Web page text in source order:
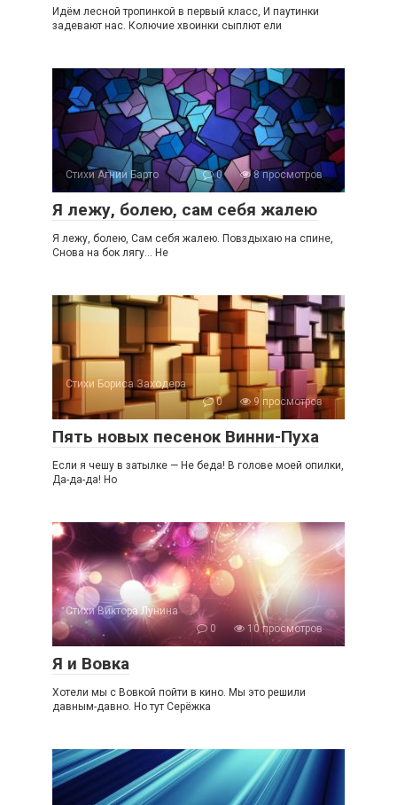
Идём лесной тропинкой в первый класс, И паутинки
задевают нас. Колючие хвоинки сыплют ели
Стихи Агнии Барто 0 8 просмотров
Я лежу, болею, сам себя жалею
Я лежу, болею, Сам себя жалею. Повздыхаю на спине,
Снова на бок лягу… Не
Стихи Бориса Заходера
0
9 просмотров
Пять новых песенок Винни-Пуха
Если я чешу в затылке — Не беда! В голове моей опилки,
Да-да-да! Но
Стихи Виктора Лунина
0
10 просмотров
Я и Вовка
Хотели мы с Вовкой пойти в кино. Мы это решили
давным-давно. Но тут Серёжка